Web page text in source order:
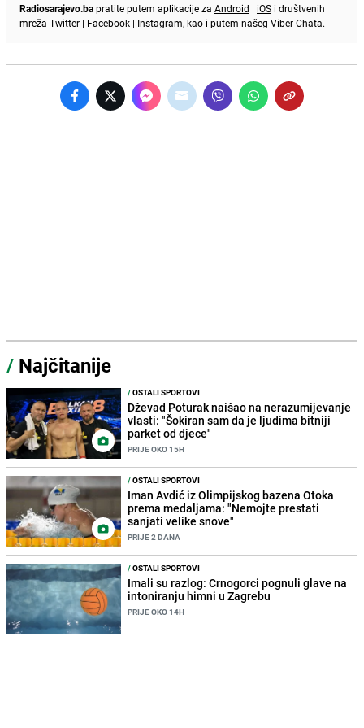
Radiosarajevo.bapratite putem aplikacije za Android | iOS i društvenih
mreža Twitter | Facebook | Instagram, kao i putem našeg ViberChata.
/ Najčitanije
/OSTALI SPORTOVI
Dževad Poturak naišao na nerazumijevanje
vlasti: "Šokiran sam da je ljudima bitniji
parket od djece"
PRIJE OKO 15H
/OSTALI SPORTOVI
Iman Avdić iz Olimpijskog bazena Otoka
prema medaljama: "Nemojte prestati
sanjati velike snove"
PRIJE 2 DANA
/OSTALI SPORTOVI
Imali su razlog: Crnogorci pognuli glave na
intoniranju himni u Zagrebu
PRIJE OKO 14H